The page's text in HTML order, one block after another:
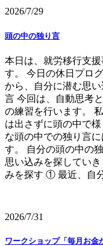
2026/7/29
頭の中の独り言
本日は、就労移行支
す。 今日の休日プロ
から、自分に潜む思
言 今回は、自動思考
の練習を行います。
は出さずに頭の中で
な頭の中での独り言
す。 自分の頭の中の
思い込みを探してい
みを探す ① 最近、自
2026/7/31
ワークショップ「毎月お金